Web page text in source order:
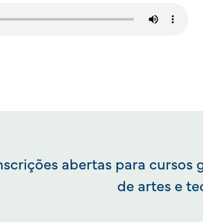
abertas para cursos
de artes e